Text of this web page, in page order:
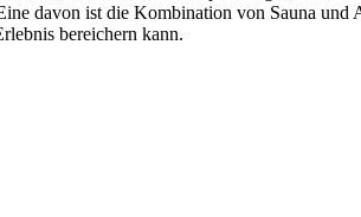
davon ist die Kombination von Sauna
bereichern kann.